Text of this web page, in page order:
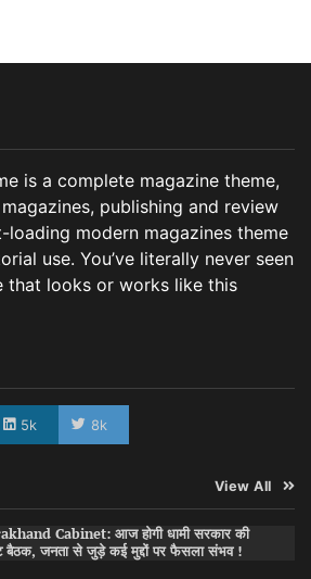
is a complete magazine theme,
publishing and review
loading modern magazines theme
use. You’ve literally never seen
that looks or works like this
5k 8k
View All
Cabinet: आज होगी धामी सरकार की
बैठक, जनता से जुड़े कई मुद्दों पर फैसला संभव !